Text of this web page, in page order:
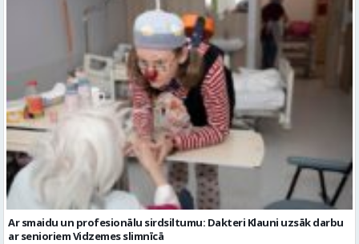
Ar smaidu un profesionālu sirdsiltumu: Dakteri Klauni uzsāk darbu
ar senioriem Vidzemes slimnīcā